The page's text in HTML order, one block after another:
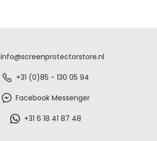
info@screenprotectorstore.nl
+31 (0)85 - 130 05 94
Facebook Messenger
+31 6 18 41 87 48